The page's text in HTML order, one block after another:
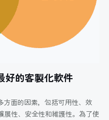
好的客製化軟件
方面的因素，包括可用性、效
展性、安全性和維護性。為了使